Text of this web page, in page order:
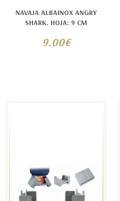
NAVAJA ALBAINOX ANGRY
SHARK. HOJA: 9 CM
9.00€